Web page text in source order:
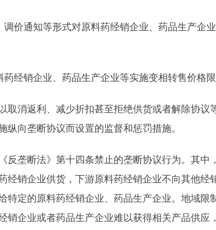
通知等形式对原料药经销企业、药品生产企
销企业、药品生产企业等实施变相转售价格限
消返利、减少折扣甚至拒绝供货或者解除协议
纵向垄断协议而设置的监督和惩罚措施。
垄断法》第十四条禁止的垄断协议行为。其中
经销企业供货，下游原料药经销企业不向其他经
定的原料药经销企业、药品生产企业。地域限
企业或者药品生产企业难以获得相关产品供应